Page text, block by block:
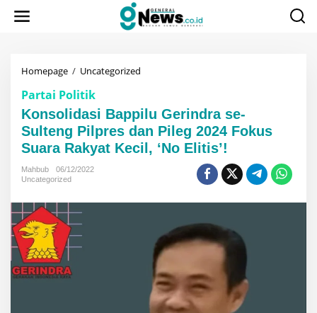
Homepage / Uncategorized
se-
Sulteng
Pilpres
dan
Pileg
Elitis'!
Partai Politik
Konsolidasi Bappilu Gerindra se-
Sulteng Pilpres dan Pileg 2024 Fokus
Suara Rakyat Kecil, ‘No Elitis’!
Mahbub
06/12/2022
Uncategorized